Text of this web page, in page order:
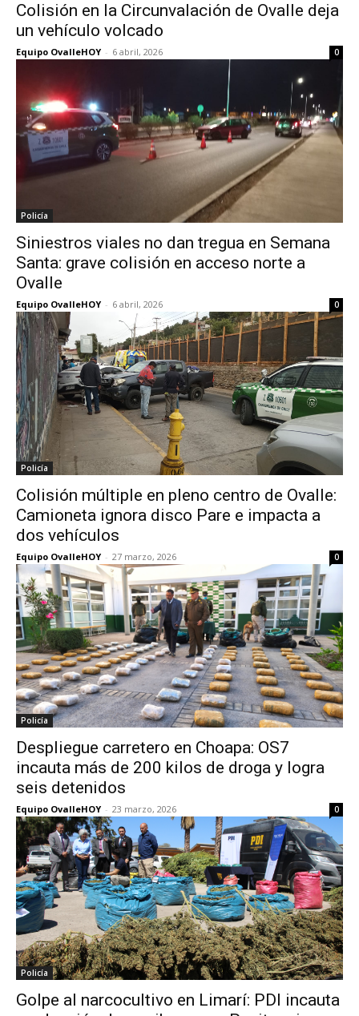
Colisión en la Circunvalación de Ovalle deja
un vehículo volcado
Equipo OvalleHOY - 6 abril, 2026 0
Policía
Siniestros viales no dan tregua en Semana
Santa: grave colisión en acceso norte a
Ovalle
Equipo OvalleHOY - 6 abril, 2026 0
Policía
Colisión múltiple en pleno centro de Ovalle:
Camioneta ignora disco Pare e impacta a
dos vehículos
Equipo OvalleHOY - 27 marzo, 2026 0
Policía
Despliegue carretero en Choapa: OS7
incauta más de 200 kilos de droga y logra
seis detenidos
Equipo OvalleHOY - 23 marzo, 2026 0
Policía
Golpe al narcocultivo en Limarí: PDI incauta